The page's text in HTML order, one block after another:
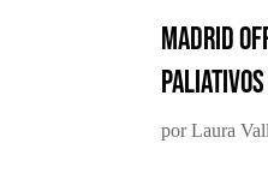
Madrid
porLaura